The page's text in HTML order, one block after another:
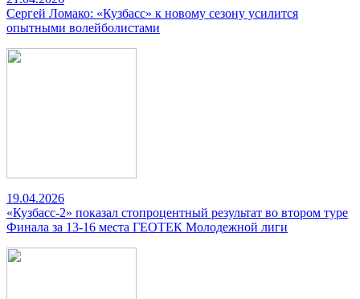
Сергей Ломако: «Кузбасс» к новому сезону усилится
опытными волейболистами
19.04.2026
«Кузбасс-2» показал стопроцентный результат во втором туре
Финала за 13-16 места ГЕОТЕК Молодежной лиги